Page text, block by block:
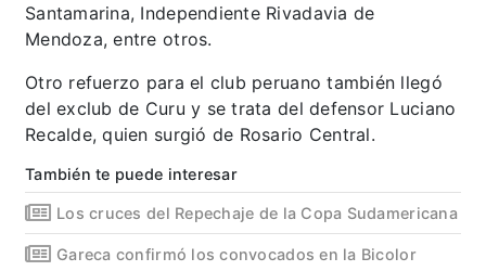
Santamarina, Independiente Rivadavia de
Mendoza, entre otros.
Otro refuerzo para el club peruano también llegó
del exclub de Curu y se trata del defensor Luciano
Recalde, quien surgió de Rosario Central.
También te puede interesar
Los cruces del Repechaje de la Copa Sudamericana
Gareca confirmó los convocados en la Bicolor